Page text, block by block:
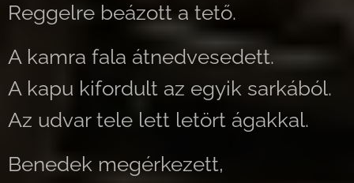
Reggelre beázott a tető.
A kamra fala átnedvesedett.
A kapu kifordult az egyik sarkából.
Az udvar tele lett letört ágakkal.
Benedek megérkezett,